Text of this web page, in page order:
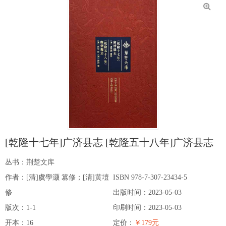
[乾隆十七年]广济县志 [乾隆五十八年]广济县志
丛书： 荆楚文库
作者：[清]虞學灏 篡修；[清]黄塏
修
版次：1-1
开本：16
ISBN 978-7-307-23434-5
出版时间：2023-05-03
印刷时间：2023-05-03
定价： ￥179元